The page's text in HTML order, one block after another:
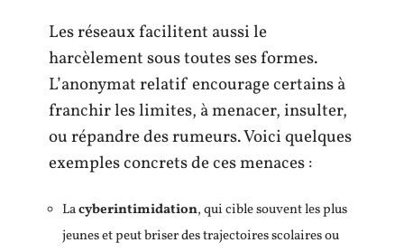
Les réseaux facilitent aussi le
harcèlement sous toutes ses formes.
L’anonymat relatif encourage certains à
franchir les limites, à menacer, insulter,
ou répandre des rumeurs. Voici quelques
exemples concrets de ces menaces :
Lacyberintimidation, qui cible souvent les plus
jeunes et peut briser des trajectoires scolaires ou